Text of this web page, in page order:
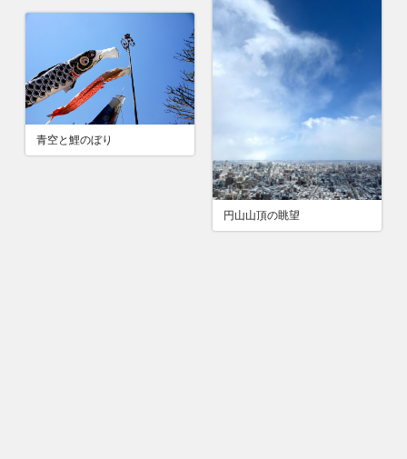
円山山頂の眺望
青空と鯉のぼり